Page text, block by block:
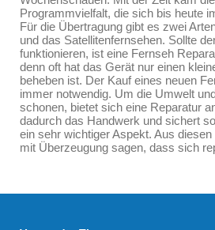
Programmvielfalt, die sich bis heute
Für die Übertragung gibt es zwei
und das Satellitenfernsehen. Sollte
funktionieren, ist eine Fernseh
denn oft hat das Gerät nur einen
beheben ist. Der Kauf eines neuen
immer notwendig. Um die Umwelt
schonen, bietet sich eine Reparatur
dadurch das Handwerk und sichert
ein sehr wichtiger Aspekt. Aus
mit Überzeugung sagen, dass sich